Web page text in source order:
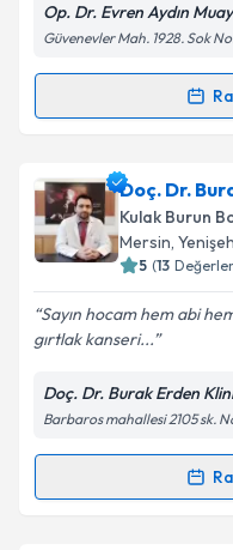
Kişisel
Metni'ni
kapsamda
Op. Dr. Evren Aydın
Güvenevler Mah. 1928. Sok
Randevu
Op. Dr. Evren
oluşturun. Size bu
takvim
Kişisel
Metni'ni
kapsamda
Doç. Dr.
Kulak Burun
Mersin,
5 (13
Sayın hocam hem abi
gırtlak kanseri...
Doç. Dr. Burak Erden
Barbaros mahallesi 2105 sk.
Randevu